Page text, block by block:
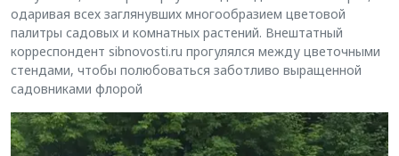
одаривая всех заглянувших многообразием цветовой
палитры садовых и комнатных растений. Внештатный
корреспондент sibnovosti.ru прогулялся между цветочными
стендами, чтобы полюбоваться заботливо выращенной
садовниками флорой